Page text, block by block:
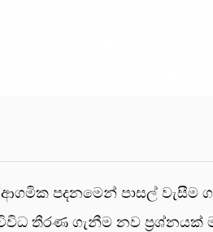
පදනමෙන් පාසල් වැසීම
තීරණ ගැනීම නව ප‍්‍රශ්නයක්